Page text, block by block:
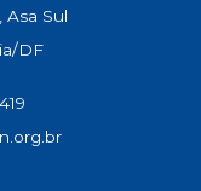
Asa Sul
DF